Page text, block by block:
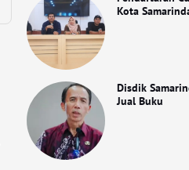
Kota
Disdik
Jual Buku